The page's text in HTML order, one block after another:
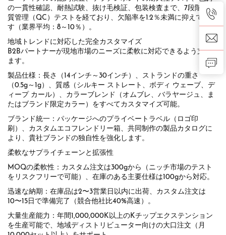
の一貫性確認、耐熱試験、抜け毛検証、包装検査まで、7段階の品
質管理（QC）テストを経ており、欠陥率を1.2％未満に抑えていま
す（業界平均：8～10％）。
地域トレンドに対応した完全カスタマイズ
B2Bパートナーが現地市場のニーズに柔軟に対応できるよう支援し
ます。
製品仕様：長さ（14インチ～30インチ）、ストランドの重さ
（0.5g～1g）、質感（シルキー ストレート、ボディ ウェーブ、デ
ィープ カール）、カラーブレンド（オムブレ、バラヤージュ、ま
たはブランド限定カラー）をすべてカスタマイズ可能。
ブランド統一：パッケージへのプライベートラベル（ロゴ印
刷）、カスタムエコフレンドリー箱、共同制作の製品カタログに
より、貴社ブランドの独自性を強化します。
柔軟なサプライチェーンと拡張性
MOQの柔軟性：カスタム注文は300gから（ニッチ市場のテスト
をリスクフリーで可能）、在庫のある主要仕様は100gから対応。
迅速な納期：在庫品は2〜3営業日以内に出荷、カスタム注文は
10〜15日で準備完了（競合他社比40%高速）。
大量生産能力：年間1,000,000K以上のKチップエクステンション
を生産可能で、地域ディストリビューター向けの大口注文（月